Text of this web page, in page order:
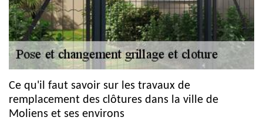
Ce qu'il faut savoir sur les travaux de
remplacement des clôtures dans la ville de
Moliens et ses environs